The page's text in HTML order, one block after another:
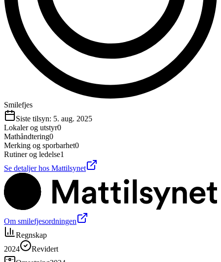
Smilefjes
Siste tilsyn: 5. aug. 2025
Lokaler og utstyr0
Mathåndtering0
Merking og sporbarhet0
Rutiner og ledelse1
Se detaljer hos Mattilsynet
Om smilefjesordningen
Regnskap
2024
Revidert